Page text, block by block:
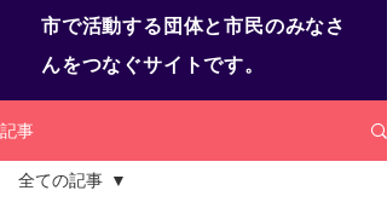
市で活動する団体と市民のみなさ
んをつなぐサイトです。
記事
全ての記事